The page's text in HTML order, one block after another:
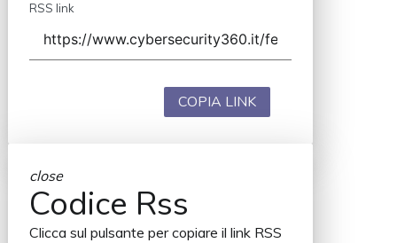
RSS link
COPIA LINK
close
Codice Rss
Clicca sul pulsante per copiare il link RSS